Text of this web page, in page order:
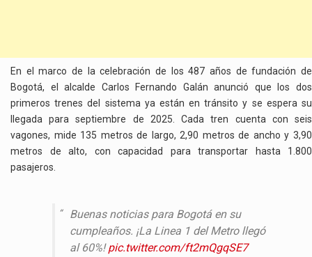
En el marco de la celebración de los 487 años de fundación de
Bogotá, el alcalde Carlos Fernando Galán anunció que los dos
primeros trenes del sistema ya están en tránsito y se espera su
llegada para septiembre de 2025. Cada tren cuenta con seis
vagones, mide 135 metros de largo, 2,90 metros de ancho y 3,90
metros de alto, con capacidad para transportar hasta 1.800
pasajeros.
Buenas noticias para Bogotá en su
cumpleaños. ¡La Linea 1 del Metro llegó
al 60%!pic.twitter.com/ft2mQgqSE7